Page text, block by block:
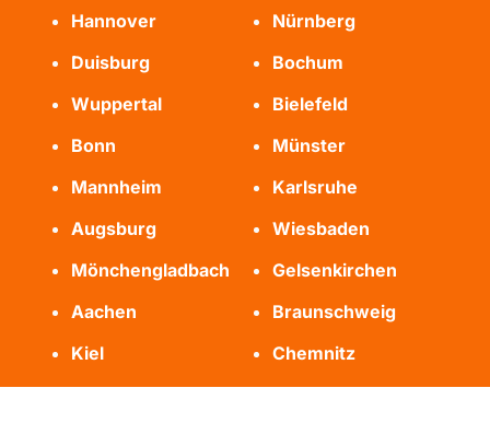
Hannover
Nürnberg
Duisburg
Bochum
Wuppertal
Bielefeld
Bonn
Münster
Mannheim
Karlsruhe
Augsburg
Wiesbaden
Mönchengladbach
Gelsenkirchen
Aachen
Braunschweig
Kiel
Chemnitz